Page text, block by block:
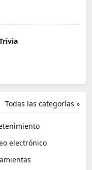
Todas las categorías »
electrónico